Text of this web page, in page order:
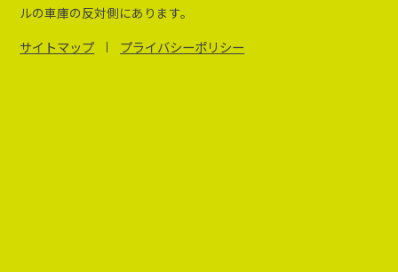
ルの車庫の反対側にあります。
サイトマップ プライバシーポリシー